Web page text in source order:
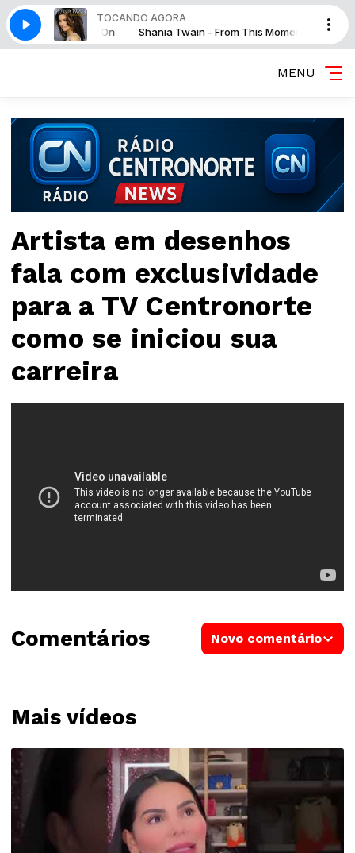
TOCANDO AGORA
This Moment On Shania Twain - From This Moment On
MENU
Artista em desenhos
fala com exclusividade
para a TV Centronorte
como se iniciou sua
carreira
Mais vídeos
Comentários Novo comentário